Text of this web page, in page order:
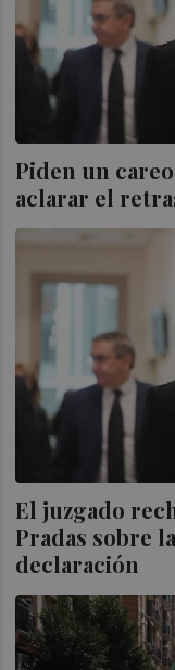
Piden un
aclarar el
El juzgado
Pradas sobre
declaración